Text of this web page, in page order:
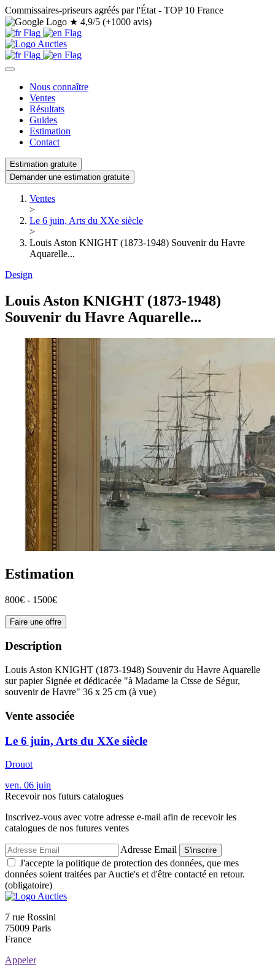
Commissaires-priseurs agréés par l'État - TOP 10 France
★ 4,9/5 (+1000 avis)
Nous connaître
Ventes
Résultats
Guides
Estimation
Contact
Estimation gratuite
Demander une estimation gratuite
Ventes
>
Le 6 juin, Arts du XXe siècle
>
Louis Aston KNIGHT (1873-1948) Souvenir du Havre
Aquarelle...
Design
Louis Aston KNIGHT (1873-1948)
Souvenir du Havre Aquarelle...
Estimation
800€ - 1500€
Faire une offre
Description
Louis Aston KNIGHT (1873-1948) Souvenir du Havre Aquarelle
sur papier Signée et dédicacée "à Madame la Ctsse de Ségur,
souvenir de Havre" 36 x 25 cm (à vue)
Vente associée
Le 6 juin, Arts du XXe siècle
Drouot
ven. 06 juin
Recevoir nos futurs catalogues
Inscrivez-vous avec votre adresse e-mail afin de recevoir les
catalogues de nos futures ventes
Adresse Email S'inscrire
J'accepte la politique de protection des données, que mes
données soient traitées par Auctie's et d'être contacté en retour.
(obligatoire)
7 rue Rossini
75009 Paris
France
Appeler